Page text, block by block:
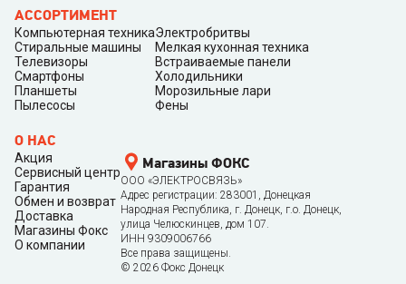
АССОРТИМЕНТ
Компьютерная техника
Стиральные машины
Телевизоры
Смартфоны
Планшеты
Пылесосы
Электробритвы
Мелкая кухонная техника
Встраиваемые панели
Холодильники
Морозильные лари
Фены
О НАС
Акция
Сервисный центр
Гарантия
Обмен и возврат
Доставка
Магазины Фокс
О компании
Магазины ФОКС
ООО «ЭЛЕКТРОСВЯЗЬ»
Адрес регистрации: 283001, Донецкая
Народная Республика, г. Донецк, г.о. Донецк,
улица Челюскинцев, дом 107.
ИНН 9309006766
Все права защищены.
© 2026 Фокс Донецк